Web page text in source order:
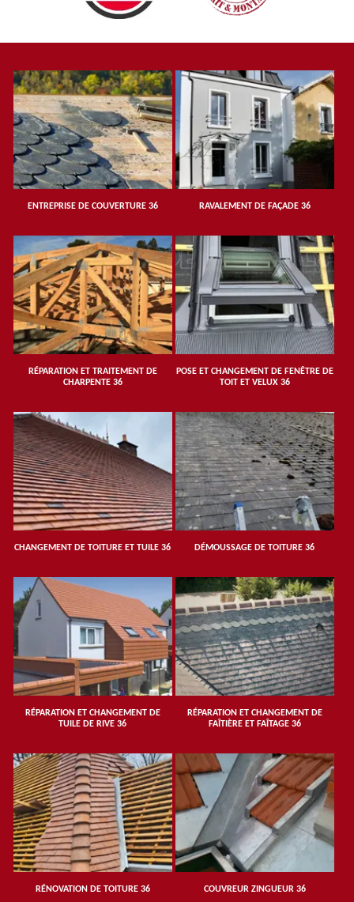
ENTREPRISE DE COUVERTURE 36 RAVALEMENT DE FAÇADE 36
RÉPARATION ET TRAITEMENT DE
CHARPENTE 36
POSE ET CHANGEMENT DE FENÊTRE DE
TOIT ET VELUX 36
CHANGEMENT DE TOITURE ET TUILE 36 DÉMOUSSAGE DE TOITURE 36
RÉPARATION ET CHANGEMENT DE
TUILE DE RIVE 36
RÉPARATION ET CHANGEMENT DE
FAÎTIÈRE ET FAÎTAGE 36
RÉNOVATION DE TOITURE 36 COUVREUR ZINGUEUR 36